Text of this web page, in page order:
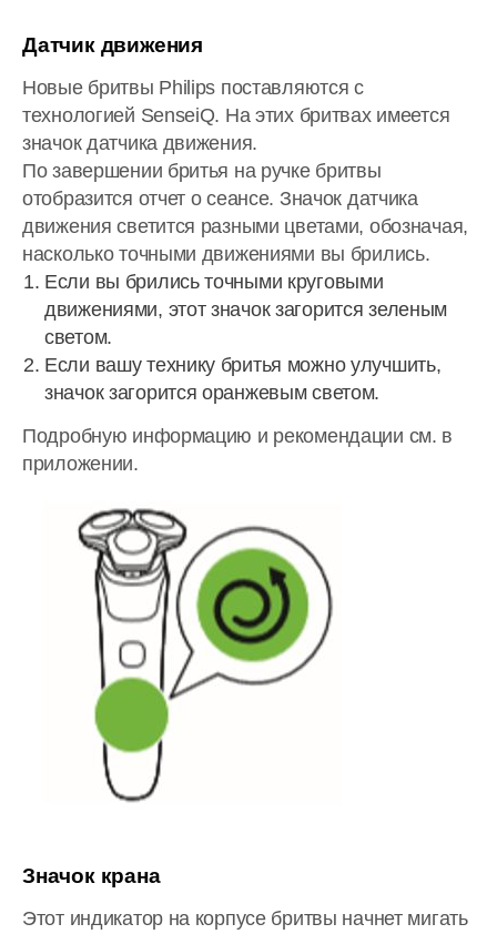
Датчик движения
Новые бритвы Philips поставляются с
технологией SenseiQ. На этих бритвах имеется
значок датчика движения.
По завершении бритья на ручке бритвы
отобразится отчет о сеансе. Значок датчика
движения светится разными цветами, обозначая,
насколько точными движениями вы брились.
Если вы брились точными круговыми
движениями, этот значок загорится зеленым
светом.
Если вашу технику бритья можно улучшить,
значок загорится оранжевым светом.
Подробную информацию и рекомендации см. в
приложении.
Значок крана
Этот индикатор на корпусе бритвы начнет мигать